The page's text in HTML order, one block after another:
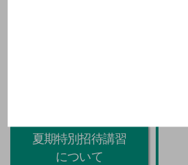
夏期特別招待講習
について